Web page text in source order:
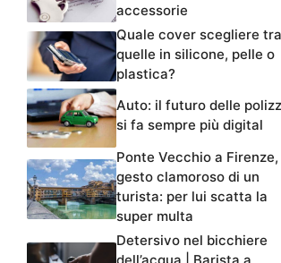
accessorie
Quale cover scegliere tra
quelle in silicone, pelle o
plastica?
Auto: il futuro delle
si fa sempre più digital
Ponte Vecchio a Firenze,
gesto clamoroso di un
turista: per lui scatta la
super multa
Detersivo nel bicchiere